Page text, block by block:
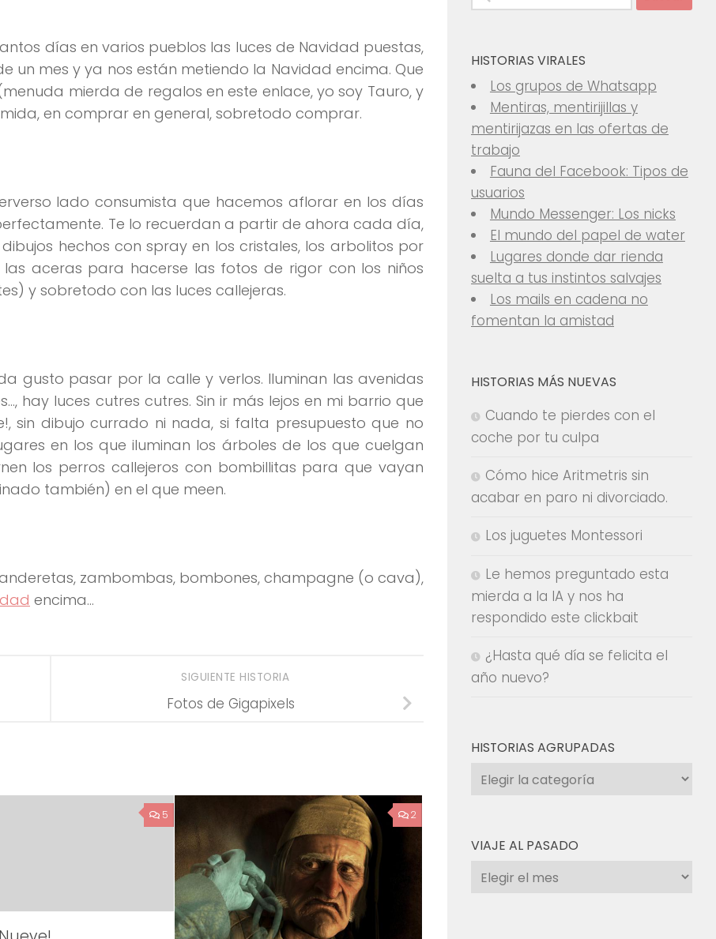
días en varios pueblos las luces de Navidad puestas,
un mes y ya nos están metiendo la Navidad encima. Que
mierda de regalos en este enlace, yo soy Tauro, y
en comprar en general, sobretodo comprar.
lado consumista que hacemos aflorar en los días
Te lo recuerdan a partir de ahora cada día,
hechos con spray en los cristales, los arbolitos por
aceras para hacerse las fotos de rigor con los niños
y sobretodo con las luces callejeras.
gusto pasar por la calle y verlos. Iluminan las avenidas
hay luces cutres cutres. Sin ir más lejos en mi barrio que
sin dibujo currado ni nada, si falta presupuesto que no
en los que iluminan los árboles de los que cuelgan
los perros callejeros con bombillitas para que vayan
también) en el que meen.
zambombas, bombones, champagne (o cava),
encima…
SIGUIENTE HISTORIA
Fotos de Gigapixels
5 2
HISTORIAS VIRALES
Los grupos de Whatsapp
Mentiras, mentirijillas y
mentirijazas en las ofertas de
trabajo
Fauna del Facebook: Tipos de
usuarios
Mundo Messenger: Los nicks
El mundo del papel de water
Lugares donde dar rienda
suelta a tus instintos salvajes
Los mails en cadena no
fomentan la amistad
HISTORIAS MÁS NUEVAS
Cuando te pierdes con el
coche por tu culpa
Cómo hice Aritmetris sin
acabar en paro ni divorciado.
Los juguetes Montessori
Le hemos preguntado esta
mierda a la IA y nos ha
respondido este clickbait
¿Hasta qué día se felicita el
año nuevo?
HISTORIAS AGRUPADAS
Historias
agrupadas
VIAJE AL PASADO
Viaje